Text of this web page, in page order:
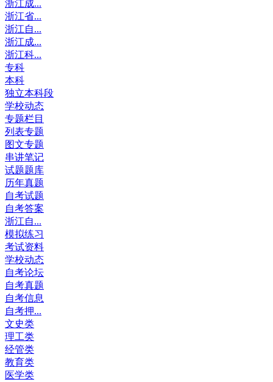
浙江成...
浙江省...
浙江自...
浙江成...
浙江科...
专科
本科
独立本科段
学校动态
专题栏目
列表专题
图文专题
串讲笔记
试题题库
历年真题
自考试题
自考答案
浙江自...
模拟练习
考试资料
学校动态
自考论坛
自考真题
自考信息
自考押...
文史类
理工类
经管类
教育类
医学类